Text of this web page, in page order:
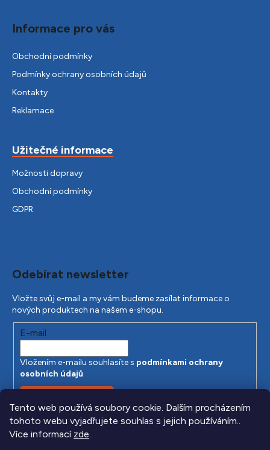
Tento web používá soubory cookie. Dalším procházením
tohoto webu vyjadřujete souhlas s jejich používáním..
Více informací zde.
Informace pro vás
Obchodní podmínky
Podmínky ochrany osobních údajů
Kontakty
Reklamace
Užitečné informace
Možnosti dopravy
Obchodní podmínky
GDPR
Odebírat newsletter
Vložte svůj e-mail a my vám budeme zasílat informace o
nových produktech na našem e-shopu.
E-mail
Vložením e-mailu souhlasíte s podmínkami ochrany
osobních údajů
PŘIHLÁSIT SE